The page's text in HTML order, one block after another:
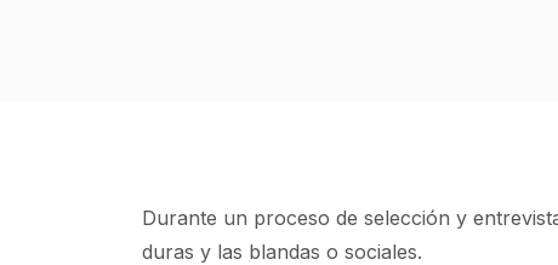
Durante un proceso de selección y
duras y las blandas o sociales.